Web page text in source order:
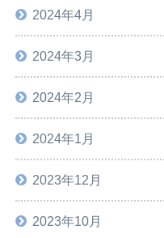
2024年4月
2024年3月
2024年2月
2024年1月
2023年12月
2023年10月